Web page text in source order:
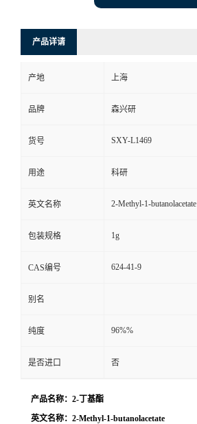
产品详请
产地 上海
品牌 森兴研
货号 SXY-L1469
用途 科研
英文名称 2-Methyl-1-butanolacetate
包装规格 1g
CAS编号 624-41-9
别名
纯度 96%%
是否进口 否
产品名称：2-丁基酯
英文名称：2-Methyl-1-butanolacetate